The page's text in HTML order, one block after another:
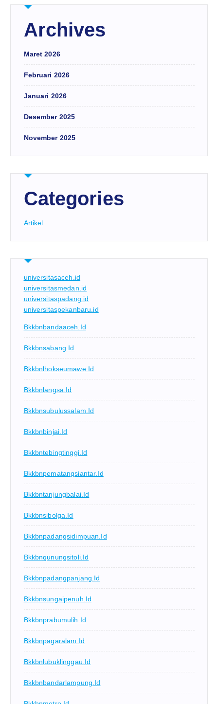
Archives
Maret 2026
Februari 2026
Januari 2026
Desember 2025
November 2025
Categories
Artikel
universitasaceh.id
universitasmedan.id
universitaspadang.id
universitaspekanbaru.id
Bkkbnbandaaceh.id
Bkkbnsabang.id
Bkkbnlhokseumawe.id
Bkkbnlangsa.id
Bkkbnsubulussalam.id
Bkkbnbinjai.id
Bkkbntebingtinggi.id
Bkkbnpematangsiantar.id
Bkkbntanjungbalai.id
Bkkbnsibolga.id
Bkkbnpadangsidimpuan.id
Bkkbngunungsitoli.id
Bkkbnpadangpanjang.id
Bkkbnsungaipenuh.id
Bkkbnprabumulih.id
Bkkbnpagaralam.id
Bkkbnlubuklinggau.id
Bkkbnbandarlampung.id